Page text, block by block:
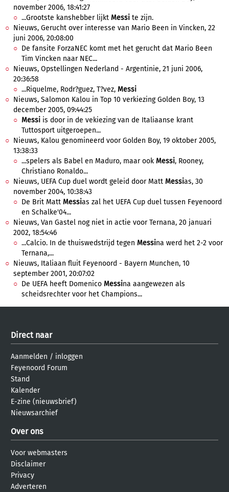
november 2006, 18:41:27
...Grootste kanshebber lijkt Messi te zijn.
Nieuws, Gerucht over interesse van Mario Been in Vincken, 22
juni 2006, 20:08:00
De fansite ForzaNEC komt met het gerucht dat Mario Been
Tim Vincken naar NEC...
Nieuws, Opstellingen Nederland - Argentinie, 21 juni 2006,
20:36:58
...Riquelme, Rodr?guez, T?vez, Messi
Nieuws, Salomon Kalou in Top 10 verkiezing Golden Boy, 13
december 2005, 09:44:25
Messi is door in de vekiezing van de Italiaanse krant
Tuttosport uitgeroepen...
Nieuws, Kalou genomineerd voor Golden Boy, 19 oktober 2005,
13:38:33
...spelers als Babel en Maduro, maar ook Messi, Rooney,
Christiano Ronaldo...
Nieuws, UEFA Cup duel wordt geleid door Matt Messias, 30
november 2004, 10:38:43
De Brit Matt Messias zal het UEFA Cup duel tussen Feyenoord
en Schalke'04...
Nieuws, Van Gastel nog niet in actie voor Ternana, 20 januari
2002, 18:54:46
...Calcio. In de thuiswedstrijd tegen Messina werd het 2-2 voor
Ternana,...
Nieuws, Italiaan fluit Feyenoord - Bayern Munchen, 10
september 2001, 20:07:02
De UEFA heeft Domenico Messina aangewezen als
scheidsrechter voor het Champions...
Direct naar
Aanmelden / inloggen
Feyenoord Forum
Stand
Kalender
E-zine (nieuwsbrief)
Nieuwsarchief
Over ons
Voor webmasters
Disclaimer
Privacy
Adverteren